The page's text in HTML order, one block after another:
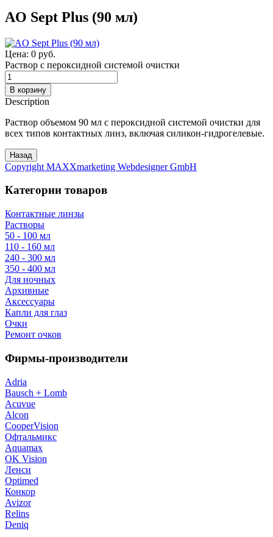
AO Sept Plus (90 мл)
Цена: 0 руб.
Раствор с пероксидной системой очистки
Description
Раствор объемом 90 мл с пероксидной системой очистки для
всех типов контактных линз, включая силикон-гидрогелевые.
Copyright MAXXmarketing Webdesigner GmbH
Категории товаров
Контактные линзы
Растворы
50 - 100 мл
110 - 160 мл
240 - 300 мл
350 - 400 мл
Для ночных
Архивные
Аксессуары
Капли для глаз
Очки
Ремонт очков
Фирмы-производители
Adria
Bausch + Lomb
Acuvue
Alcon
CooperVision
Офтальмикс
Aquamax
OK Vision
Ленси
Optimed
Конкор
Avizor
Relins
Deniq